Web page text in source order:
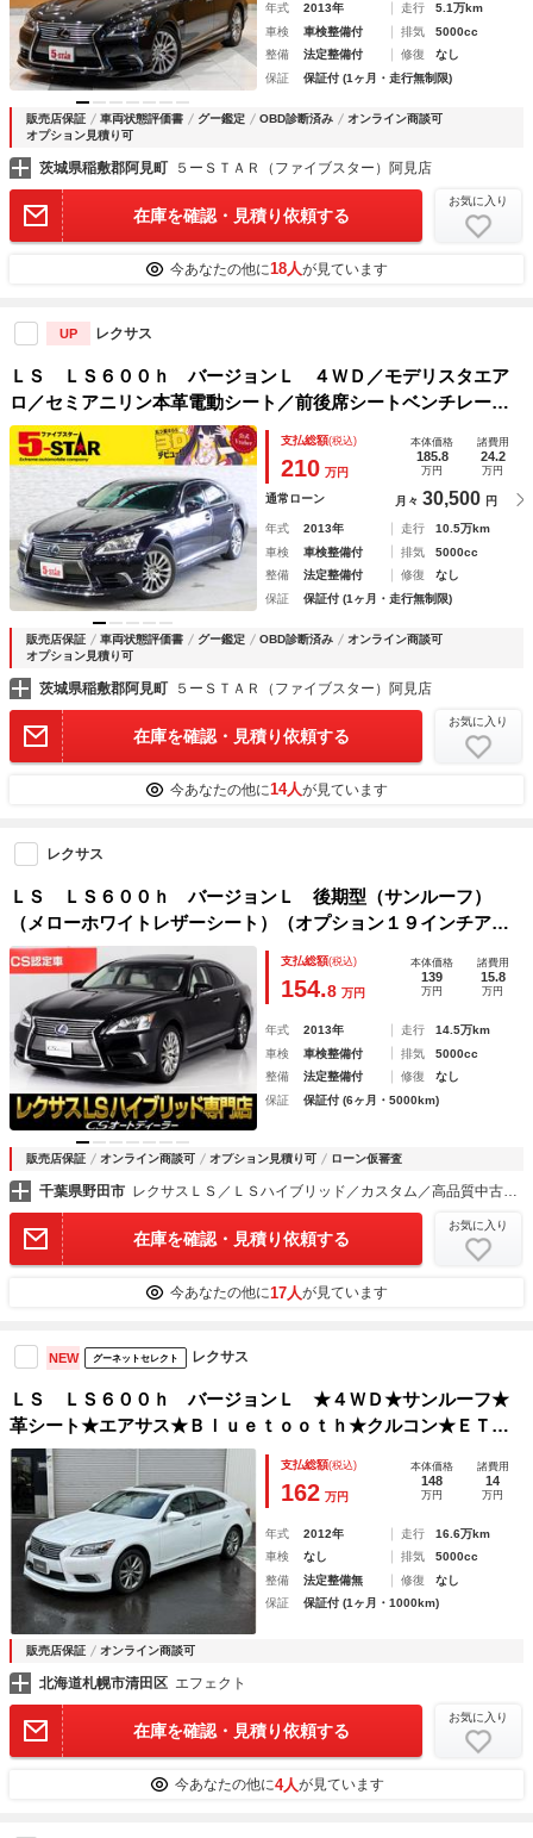
年式 2013年 走行
5.1万km
車検
車検整備付 排気
5000cc
整備
法定整備付 修復
なし
保証
保証付 (1ヶ月・走行無制限)
販売店保証 車両状態評価書 グー鑑定 OBD診断済み
オンライン商談可
オプション見積り可
茨城県稲敷郡阿見町 ５ーＳＴＡＲ（ファイブスター）阿見店
在庫を確認・見積り依頼する
お気に入り
今あなたの他に18人が見ています
UP レクサス
ＬＳ ＬＳ６００ｈ バージョンＬ ４ＷＤ／モデリスタエア
ロ／セミアニリン本革電動シート／前後席シートベンチレーシ
ョン／３眼ＬＥＤ／レーダークルコン／クリアランスソナー／
ＢＳＭ／１００Ｖ電源／オートマチックハイビーム／バックカ
支払総額(税込)
210 万円
本体価格
185.8
万円
諸費用
24.2
万円
通常ローン 月々 30,500 円
年式 2013年 走行
10.5万km
車検
車検整備付 排気
5000cc
整備
法定整備付 修復
なし
保証
保証付 (1ヶ月・走行無制限)
販売店保証 車両状態評価書 グー鑑定 OBD診断済み
オンライン商談可
オプション見積り可
茨城県稲敷郡阿見町 ５ーＳＴＡＲ（ファイブスター）阿見店
在庫を確認・見積り依頼する
お気に入り
今あなたの他に14人が見ています
レクサス
ＬＳ ＬＳ６００ｈ バージョンＬ 後期型（サンルーフ）
（メローホワイトレザーシート）（オプション１９インチアル
ミ）レーンキープアシスト 衝突軽減ブレーキ ナイトビュ
ー ドライバーズモニター レーダークルーズ ＬＥＤヘッド
ライト
支払総額(税込)
154.8 万円
本体価格
139
万円
諸費用
15.8
万円
年式 2013年 走行
14.5万km
車検
車検整備付 排気
5000cc
整備
法定整備付 修復
なし
保証
保証付 (6ヶ月・5000km)
販売店保証 オンライン商談可 オプション見積り可 ローン仮審査
千葉県野田市 レクサスＬＳ／ＬＳハイブリッド／カスタム／高品質中古車専門店 ＣＳオートディーラー千葉柏インター店
在庫を確認・見積り依頼する
お気に入り
今あなたの他に17人が見ています
NEW グーネットセレクト レクサス
ＬＳ ＬＳ６００ｈ バージョンＬ ★４ＷＤ★サンルーフ★
革シート★エアサス★Ｂｌｕｅｔｏｏｔｈ★クルコン★ＥＴＣ
★Ｂカメラ★シートヒーター★シートエアコン★パワーシート
★パワーバックドア★ナビ★ＴＶ★本州仕入れ
支払総額(税込)
162 万円
本体価格
148
万円
諸費用
14
万円
年式 2012年 走行
16.6万km
車検
なし 排気
5000cc
整備
法定整備無 修復
なし
保証
保証付 (1ヶ月・1000km)
販売店保証 オンライン商談可
北海道札幌市清田区 エフェクト
在庫を確認・見積り依頼する
お気に入り
今あなたの他に4人が見ています